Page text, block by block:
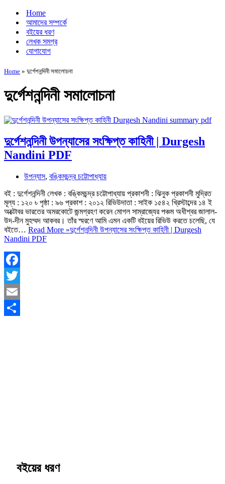
Home
আমাদের সম্পর্কে
বইয়ের ধরণ
লেখক সমগ্র
যোগাযোগ
Home » দুর্গেশনন্দিনী সমালোচনা
দুর্গেশনন্দিনী সমালোচনা
দুর্গেশনন্দিনী উপন্যাসের সংক্ষিপ্ত কাহিনী | Durgesh
Nandini PDF
উপন্যাস, বঙ্কিমচন্দ্র চট্টোপাধ্যায়
বই : দুর্গেশনন্দিনী লেখক : বঙ্কিমচন্দ্র চট্টোপাধ্যায় প্রকাশনী : ঝিনুক প্রকাশনী মুদ্রিত
মূল্য : ১২০ ৳ পৃষ্ঠা : ৯৬ প্রকাশ : ২০১২ রিভিউদাতা : সাইক ১৫৪২ খ্রিস্টাব্দের ১৪ ই
অক্টোবর ভারতের অমরকোটে জন্মগ্রহণ করেন মোগল সাম্রাজ্যের পঞ্চম অধীশ্বর জালাল-
উদ-দীন মুহম্মদ আকবর। তাঁর স্মরণে আমি এমন একটি বইয়ের রিভিউ করতে চলেছি, যে
বইতে… Read More »দুর্গেশনন্দিনী উপন্যাসের সংক্ষিপ্ত কাহিনী | Durgesh
Nandini PDF
Facebook
Twitter
Email
বইয়ের ধরণ